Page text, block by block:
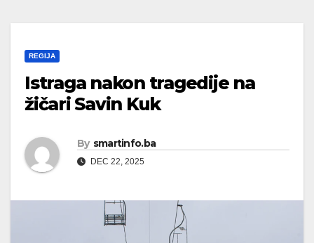
REGIJA
Istraga nakon tragedije na
žičari Savin Kuk
By smartinfo.ba
DEC 22, 2025